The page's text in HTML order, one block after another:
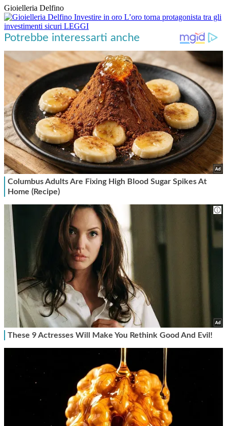
Gioielleria Delfino
Investire in oro L’oro torna protagonista tra gli
investimenti sicuri LEGGI